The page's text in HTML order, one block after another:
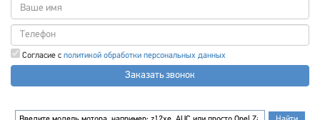
Согласие с политикой обработки персональных данных
Заказать звонок